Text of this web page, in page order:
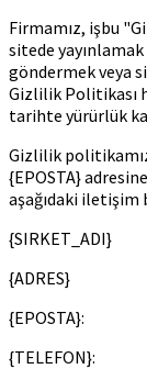
Firmamız, işbu
sitede
göndermek veya
Gizlilik Politikası
tarihte yürürlük
Gizlilik
{EPOSTA}
aşağıdaki
{SIRKET_ADI}
{ADRES}
{EPOSTA}:
{TELEFON}: